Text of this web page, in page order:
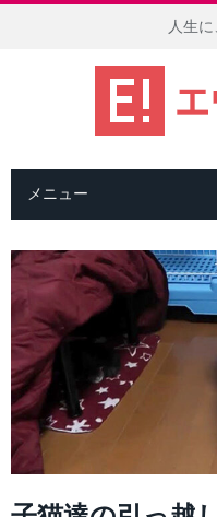
人生に
メニュー